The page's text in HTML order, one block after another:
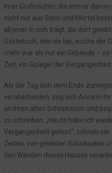
ihrer Großmutter, die immer
nicht nur aus Stein und Mörtel
all jener in sich trägt, die dort
Gästebuch, den sie las, wuchs der
mehr war als nur ein Gebäude –
Zeit, ein Spiegel der Vergangenheit.
Als der Tag sich dem Ende
verabschieden, zog sich Anna in
an ihren alten Schreibtisch und
zu schreiben. „Heute habe ich
Vergangenheit gehört“, schrieb
Zeiten, von gelebten Schicksalen
den Wänden dieses Hauses